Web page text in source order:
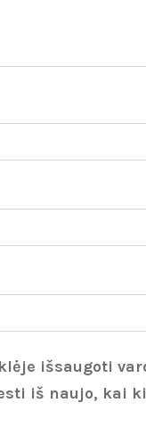
išsaugoti
iš naujo, kai